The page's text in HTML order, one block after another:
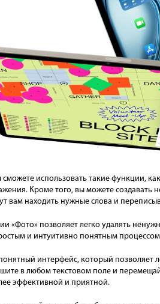
использовать такие функции,
Кроме того, вы можете
вам находить нужные слова и
«Фото» позволяет легко удалять
и интуитивно понятным
интерфейс, который позволяет
в любом текстовом поле и
эффективной и приятной.